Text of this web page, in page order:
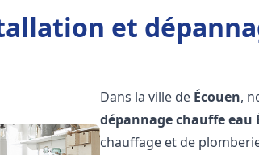
et
Dans la ville de Écouen,
dépannage chauffe eau
chauffage et de